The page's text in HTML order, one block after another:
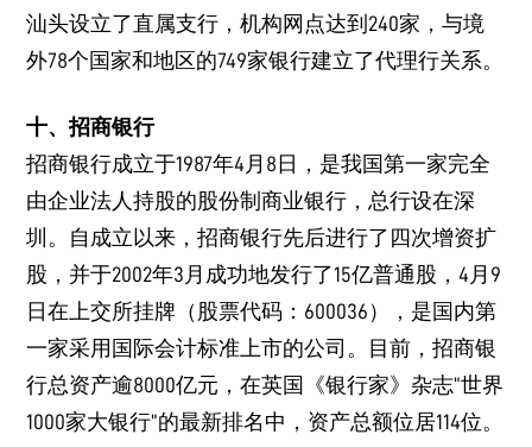
汕头设立了直属支行，机构网点达到240家，与境
外78个国家和地区的749家银行建立了代理行关系。
十、招商银行
招商银行成立于1987年4月8日，是我国第一家完全
由企业法人持股的股份制商业银行，总行设在深
圳。自成立以来，招商银行先后进行了四次增资扩
股，并于2002年3月成功地发行了15亿普通股，4月9
日在上交所挂牌（股票代码：600036），是国内第
一家采用国际会计标准上市的公司。目前，招商银
行总资产逾8000亿元，在英国《银行家》杂志“世界
1000家大银行”的最新排名中，资产总额位居114位。